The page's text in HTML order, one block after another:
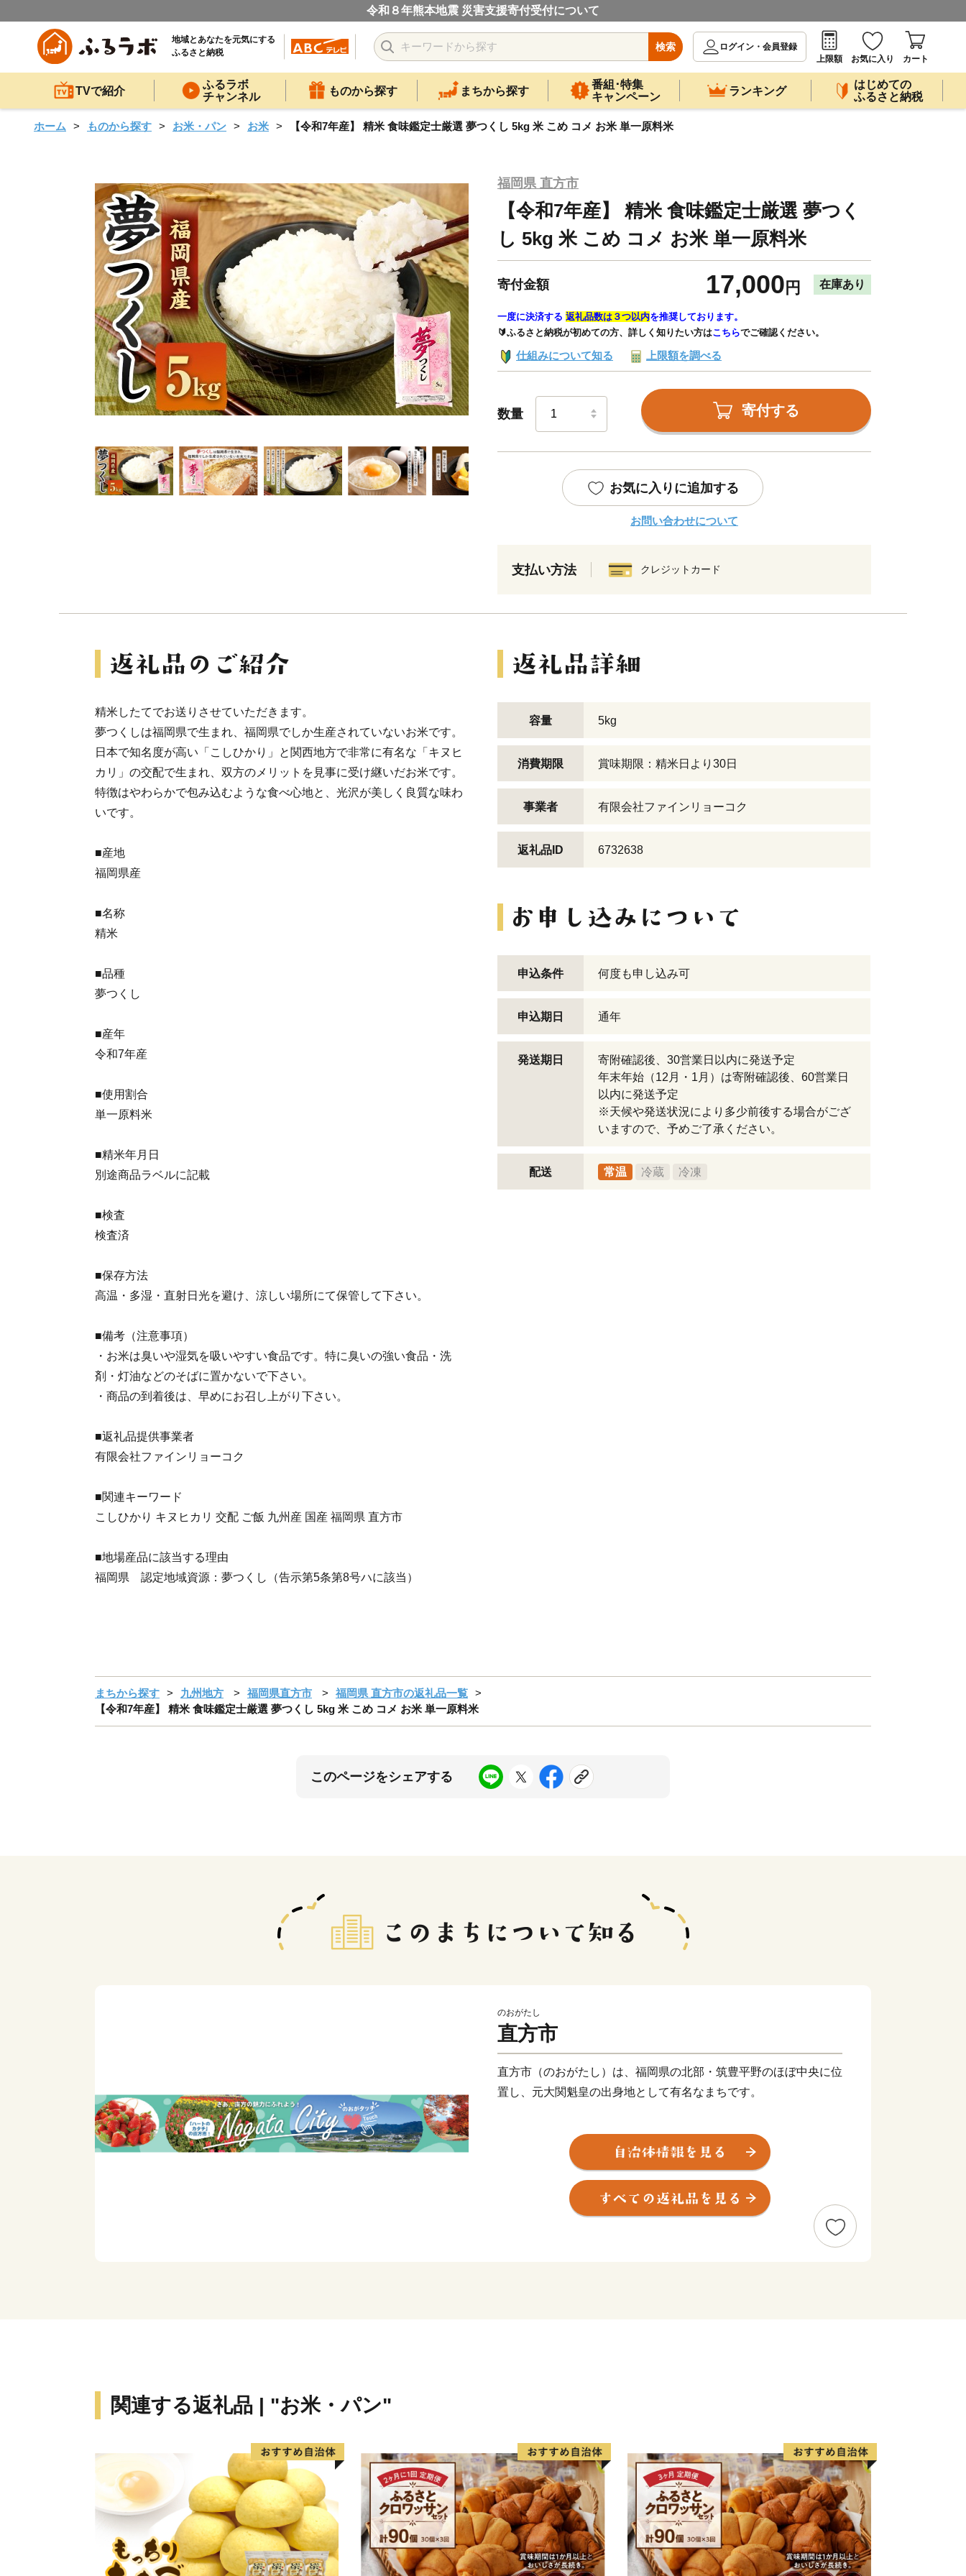
令和８年熊本地震 災害支援寄付受付について
地域とあなたを元気にする
ふるさと納税
検索
ログイン・会員登録
上限額
お気に入り カート
TVで紹介
ふるラボ
チャンネル
ものから探す まちから探す
番組･特集
キャンペーン
ランキング
はじめての
ふるさと納税
ホーム ものから探す お米・パン お米 【令和7年産】 精米 食味鑑定士厳選 夢つくし 5kg 米 こめ コメ お米 単一原料米
福岡県 直方市
【令和7年産】 精米 食味鑑定士厳選 夢つく
し 5kg 米 こめ コメ お米 単一原料米
寄付金額 17,000 円 在庫あり
一度に決済する 返礼品数は３つ以内を推奨しております。
🔰ふるさと納税が初めての方、詳しく知りたい方はこちらでご確認ください。
仕組みについて知る 上限額を調べる
数量 寄付する
お気に入りに追加する
お問い合わせについて
支払い方法 クレジットカード
精米したてでお送りさせていただきます。
夢つくしは福岡県で生まれ、福岡県でしか生産されていないお米です。
日本で知名度が高い「こしひかり」と関西地方で非常に有名な「キヌヒ
カリ」の交配で生まれ、双方のメリットを見事に受け継いだお米です。
特徴はやわらかで包み込むような食べ心地と、光沢が美しく良質な味わ
いです。
■産地
福岡県産
■名称
精米
■品種
夢つくし
■産年
令和7年産
■使用割合
単一原料米
■精米年月日
別途商品ラベルに記載
■検査
検査済
■保存方法
高温・多湿・直射日光を避け、涼しい場所にて保管して下さい。
■備考（注意事項）
・お米は臭いや湿気を吸いやすい食品です。特に臭いの強い食品・洗
剤・灯油などのそばに置かないで下さい。
・商品の到着後は、早めにお召し上がり下さい。
■返礼品提供事業者
有限会社ファインリョーコク
■関連キーワード
こしひかり キヌヒカリ 交配 ご飯 九州産 国産 福岡県 直方市
■地場産品に該当する理由
福岡県 認定地域資源：夢つくし（告示第5条第8号ハに該当）
容量 5kg
消費期限 賞味期限：精米日より30日
事業者 有限会社ファインリョーコク
返礼品ID 6732638
申込条件 何度も申し込み可
申込期日 通年
発送期日
寄附確認後、30営業日以内に発送予定
年末年始（12月・1月）は寄附確認後、60営業日
以内に発送予定
※天候や発送状況により多少前後する場合がござ
いますので、予めご了承ください。
配送 常温 冷蔵 冷凍
まちから探す 九州地方 福岡県直方市
福岡県 直方市の返礼品一覧
【令和7年産】 精米 食味鑑定士厳選 夢つくし 5kg 米 こめ コメ お米 単一原料米
このページをシェアする
のおがたし
直方市
直方市（のおがたし）は、福岡県の北部・筑豊平野のほぼ中央に位
置し、元大関魁皇の出身地として有名なまちです。
父なる福智山と母なる遠賀川に代表される豊かな自然に恵まれ、春
には約13万本のチューリップが咲き誇ります。また、江戸時代は
直方藩の城下町として、明治以降は石炭業や鉄工業で筑豊炭田の中
心都市として栄えるなど、深い歴史も息づいています。
自然と歴史が織り成す直方市。あなたの温かいご支援を、心よりお
関連する返礼品 | "お米・パン"